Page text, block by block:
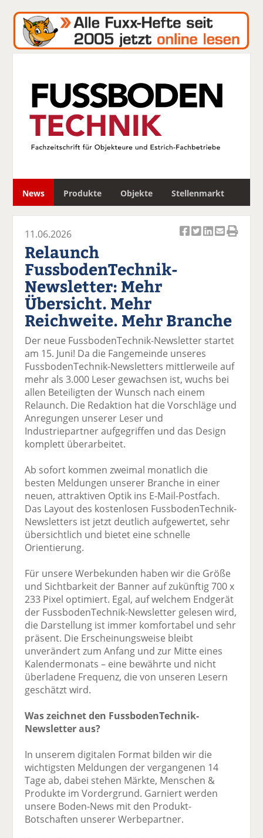
News Produkte Objekte Stellenmarkt
c
F
ac
e
b
o
o
k
te
il
e
tt
n
Li
n
k
e
di
n
te
il
n
E
m
ai
v
er
n
e
ck
e
n
11.06.2026
Relaunch
FussbodenTechnik-
Newsletter: Mehr
Übersicht. Mehr
Reichweite. Mehr Branche
Der neue FussbodenTechnik-Newsletter startet
am 15. Juni! Da die Fangemeinde unseres
FussbodenTechnik-Newsletters mittlerweile auf
mehr als 3.000 Leser gewachsen ist, wuchs bei
allen Beteiligten der Wunsch nach einem
Relaunch. Die Redaktion hat die Vorschläge und
Anregungen unserer Leser und
Industriepartner aufgegriffen und das Design
komplett überarbeitet.
Ab sofort kommen zweimal monatlich die
besten Meldungen unserer Branche in einer
neuen, attraktiven Optik ins E-Mail-Postfach.
Das Layout des kostenlosen FussbodenTechnik-
Newsletters ist jetzt deutlich aufgewertet, sehr
übersichtlich und bietet eine schnelle
Orientierung.
Für unsere Werbekunden haben wir die Größe
und Sichtbarkeit der Banner auf zukünftig 700 x
233 Pixel optimiert. Egal, auf welchem Endgerät
der FussbodenTechnik-Newsletter gelesen wird,
die Darstellung ist immer komfortabel und sehr
präsent. Die Erscheinungsweise bleibt
unverändert zum Anfang und zur Mitte eines
Kalendermonats – eine bewährte und nicht
überladene Frequenz, die von unseren Lesern
geschätzt wird.
Was zeichnet den FussbodenTechnik-
Newsletter aus?
In unserem digitalen Format bilden wir die
wichtigsten Meldungen der vergangenen 14
Tage ab, dabei stehen Märkte, Menschen &
Produkte im Vordergrund. Garniert werden
unsere Boden-News mit den Produkt-
Botschaften unserer Werbepartner.